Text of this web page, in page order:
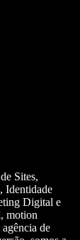
Sites,
Identidade
Digital e
motion
de